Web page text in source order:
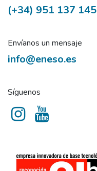
(+34) 951 137 145
Envíanos un mensaje
info@eneso.es
Síguenos